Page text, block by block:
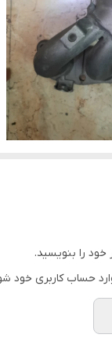
را بنویسید.
حساب کاربری خود